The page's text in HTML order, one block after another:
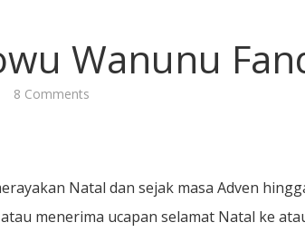
Wanunu
8 Comments
Natal dan sejak masa Adven
menerima ucapan selamat Natal ke